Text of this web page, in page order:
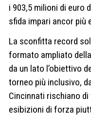
i 903,5 milioni di euro
sfida impari ancor più
La sconfitta record
formato ampliato
da un lato l’obiettivo
torneo più inclusivo,
Cincinnati rischiano
esibizioni di forza